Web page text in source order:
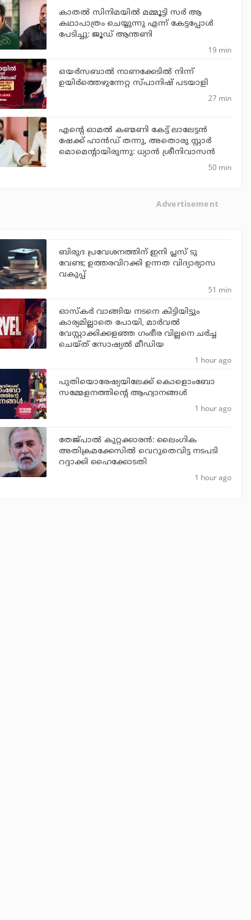
കാതൽ സിനിമയിൽ മമ്മൂട്ടി സർ ആ
കഥാപാത്രം ചെയ്യുന്നു എന്ന് കേട്ടപ്പോൾ
പേടിച്ചു: ജൂഡ് ആന്തണി
19 min
ഒയര്‍സബാൽ നാണക്കേടിൽ നിന്ന്
ഉയിർത്തെഴുന്നേറ്റ സ്പാനിഷ് പടയാളി
27 min
എന്റെ ഓമൽ കണ്മണി കേട്ട് ലാലേട്ടൻ
ഷേക്ക് ഹാൻഡ് തന്നു, അതൊരു സ്റ്റാർ
മൊമെന്റായിരുന്നു: ധ്യാൻ ശ്രീനിവാസൻ
50 min
Advertisement
ബിരുദ പ്രവേശനത്തിന് ഇനി പ്ലസ് ടു
വേണ്ട; ഉത്തരവിറക്കി ഉന്നത വിദ്യാഭ്യാസ
വകുപ്പ്
51 min
ഓസ്‌കര്‍ വാങ്ങിയ നടനെ കിട്ടിയിട്ടും
കാര്യമില്ലാതെ പോയി, മാര്‍വല്‍
വേസ്റ്റാക്കിക്കളഞ്ഞ ഗംഭീര വില്ലനെ ചര്‍ച്ച
ചെയ്ത് സോഷ്യല്‍ മീഡിയ
1 hour ago
പുതിയൊരേഷ്യയിലേക്ക് കൊളൊംബോ
സമ്മേളനത്തിന്റെ ആഹ്വാനങ്ങള്‍
1 hour ago
തേജ്പാല്‍ കുറ്റക്കാരന്‍: ലൈംഗിക
അതിക്രമക്കേസില്‍ വെറുതെവിട്ട നടപടി
റദ്ദാക്കി ഹൈക്കോടതി
1 hour ago